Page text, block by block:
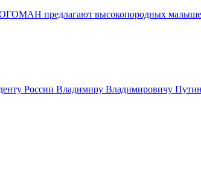
предлагают высокопородных
России Владимиру Владимировичу